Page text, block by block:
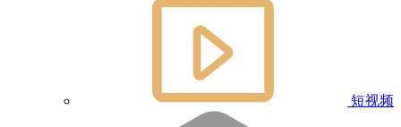
短视频